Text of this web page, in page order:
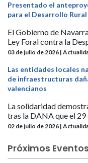
Presentado el
para el Desarrollo Rural
El Gobierno de
Ley Foral contra la
03 de julio de 2026 |
Las entidades locales
de infraestructuras
valencianos
La solidaridad
tras la DANA que el 29
02 de julio de 2026 |
Próximos Eventos